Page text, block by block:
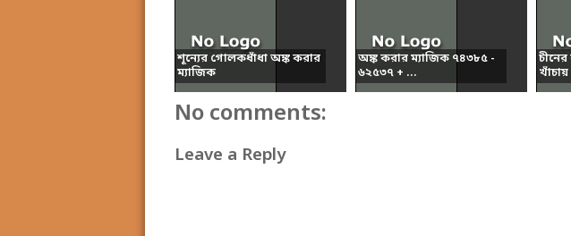
শূন্যের গোলকধাঁধা অঙ্ক করার
ম্যাজিক
অঙ্ক করার ম্যাজিক ৭৪৩৮৫ -
৬২৫৩৭ + ...
চীনের
No comments:
Leave a Reply